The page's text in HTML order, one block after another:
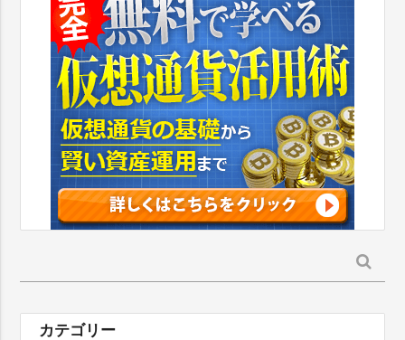
索:
カテゴリー